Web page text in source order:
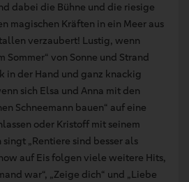
dabei die Bühne und die riesige
magischen Kräften in ein Meer aus
verzaubert! Lustig, wenn
Sommer“ von Sonne und Strand
in der Hand und ganz knackig
sich Elsa und Anna mit den
Schneemann bauen“ auf eine
oder Kristoff mit seinem
„Rentiere sind besser als
auf Eis folgen viele weitere Hits,
war“, „Zeige dich“ und „Liebe